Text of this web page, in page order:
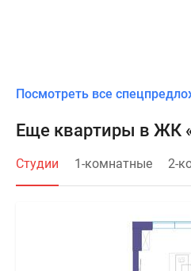
Посмотреть все
Еще квартиры в ЖК
Студии 1-комнатные 2-